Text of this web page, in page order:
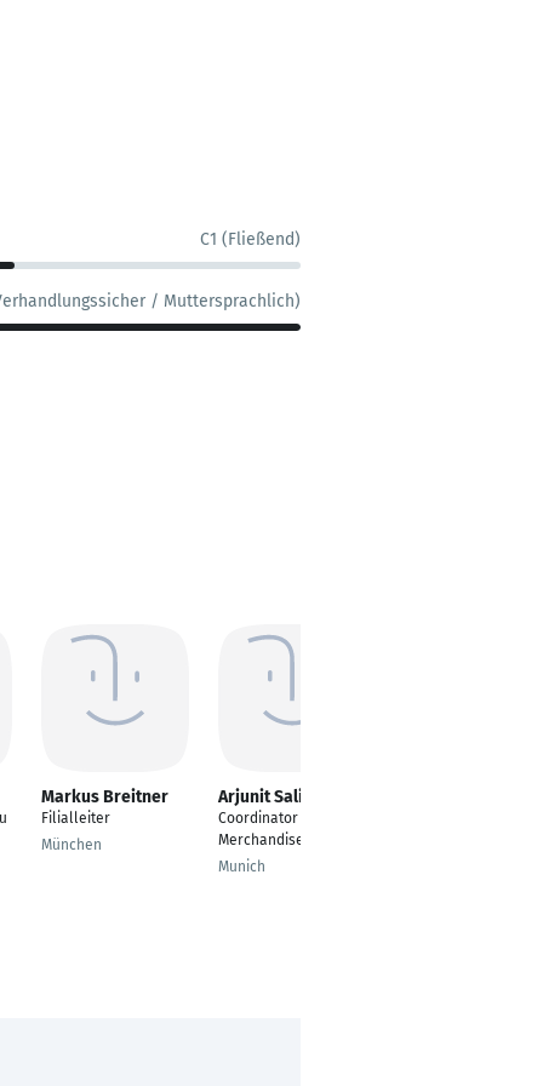
C1 (Fließend)
/ Muttersprachlich)
Markus Breitner
Filialleiter
München
Arjunit Salihu
Coordinator
Merchandise
Munich